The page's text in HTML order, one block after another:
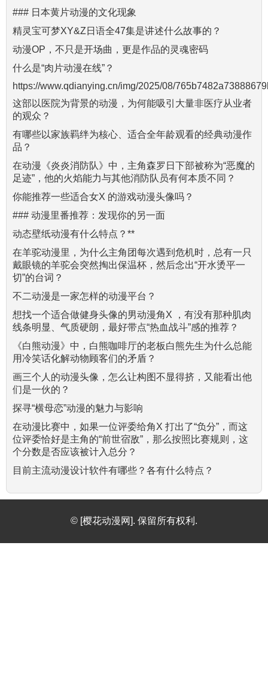
### 日本黄片动漫的文化现象
精灵宝可梦XY&Z日语全47集是讲述什么故事的？
动漫OP，不只是开场曲，更是作品的灵魂密码
什么是“肉片动漫在线”？
https://www.qdianying.cn/img/2025/08/
这部以医院为背景的动漫，为何能吸引大量非医疗从业者
的观众？
有哪些以家族羁绊为核心、适合全年龄观看的经典动漫作
品？
在动漫《炎炎消防队》中，主角森罗日下部被称为“恶魔的
足迹”，他的火焰能力与其他消防队员有何本质不同？
你能推荐一些适合女X 的游戏动漫头像吗？
### 动漫里番推荐：发现你的另一面
动态壁纸动漫有什么特点？**
在羊驼动漫里，为什么主角团每次遇到危机时，总有一只
戴眼镜的羊驼会突然掏出保温杯，然后念出“开水烫平一
切”的台词？
不二动漫是一家怎样的动漫平台？
想找一个适合做健身头像的男动漫角X ，有没有那种肌肉
线条明显、气质硬朗，最好带点“热血战斗”感的推荐？
《白熊动漫》中，白熊咖啡厅的老板白熊先生为什么总能
用冷笑话化解动物顾客们的矛盾？
画三个人的动漫头像，怎么让构图不显得挤，又能看出他
们是一伙的？
探寻“横母恋”动漫的魅力与影响
在动漫比赛中，如果一位评委给角X 打出了“负分”，而这
位评委恰好是主角的“前世宿敌”，那么按照比赛规则，这
个分数是否应该被计入总分？
目前主流动漫设计软件有哪些？各有什么特点？
© [樱花动漫网]. 保留所有权利.